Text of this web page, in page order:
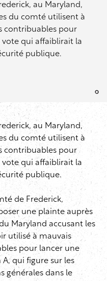
au Maryland,
du comté utilisent à
contribuables pour
qui affaiblirait la
publique.
au Maryland,
du comté utilisent à
contribuables pour
qui affaiblirait la
publique.
de Frederick,
une plainte auprès
Maryland accusant les
utilisé à mauvais
pour lancer une
qui figure sur les
générales dans le